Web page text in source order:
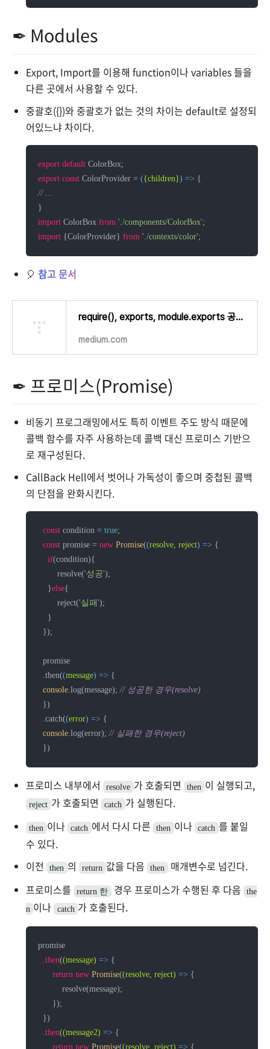
✒ Modules
Export, Import를 이용해 function이나 variables 들을
다른 곳에서 사용할 수 있다.
중괄호({})와 중괄호가 없는 것의 차이는 default로 설정되
어있느냐 차이다.
export default
export const ColorProvider = ({children}) =>
// ...
import ColorBox from './components/ColorBox'
import {ColorProvider} from './contexts/color';
🎈 참고 문서
require(), exports, module.exports 공식문서로 이해하기
medium.com
✒ 프로미스(Promise)
비동기 프로그래밍에서도 특히 이벤트 주도 방식 때문에
콜백 함수를 자주 사용하는데 콜백 대신 프로미스 기반으
로 재구성된다.
CallBack Hell에서 벗어나 가독성이 좋으며 중첩된 콜백
의 단점을 완화시킨다.
const condition = true;
const promise = new Promise((resolve, reject) => {
if(condition){
        resolve(
'성공');
    }
else{
        reject(
'실패');
    }
  });
  promise
  .then(
(message) => {
console.log(message); // 성공한 경우(resolve)
  })
  .catch(
(error) => {
console.log(error); // 실패한 경우(reject)
프로미스 내부에서 resolve 가 호출되면 then 이 실행되고,
reject 가 호출되면 catch 가 실행된다.
then 이나 catch 에서 다시 다른 then 이나 catch 를 붙일
수 있다.
이전
then 의 return 값을 다음 then 매개변수로 넘긴다.
프로미스를
return 한 경우 프로미스가 수행된 후 다음
the
n 이나 catch 가 호출된다.
promise
  .
then((message) => {
return new Promise((resolve, reject) => {
          resolve(message);
      });
  })
  .
then((message2) => {
return new Promise((resolve, reject) => {